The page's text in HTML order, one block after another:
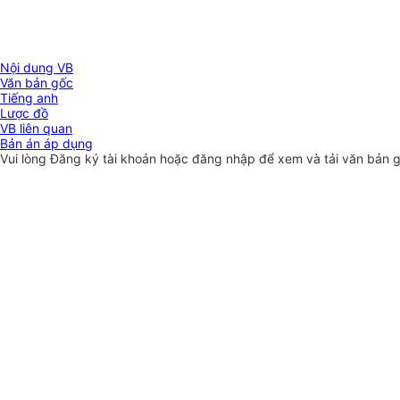
Nội dung VB
Văn bản gốc
Tiếng anh
Lược đồ
VB liên quan
Bản án áp dụng
Vui lòngĐăng ký tài khoản hoặc đăng nhập để xem và tải văn bản